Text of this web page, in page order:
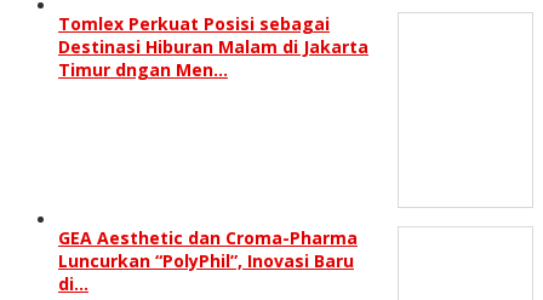
Tomlex Perkuat Posisi sebagai
Destinasi Hiburan Malam di Jakarta
Timur dngan Men…
GEA Aesthetic dan Croma-Pharma
Luncurkan “PolyPhil”, Inovasi Baru
di…